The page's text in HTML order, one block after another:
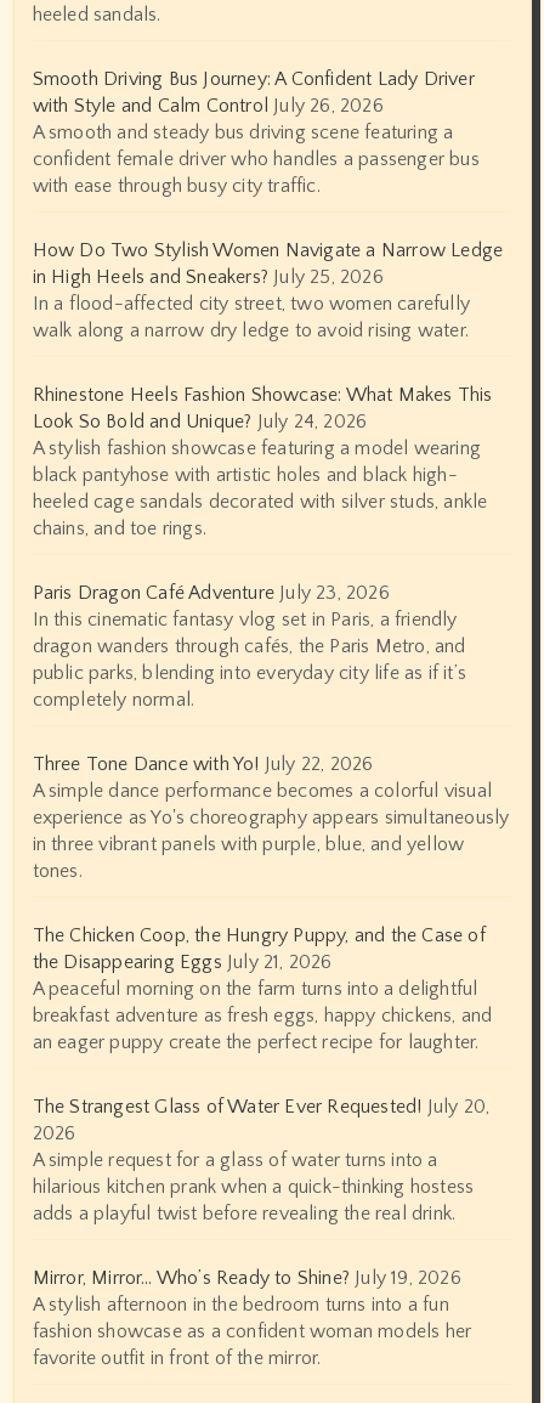
heeled sandals.
Smooth Driving Bus Journey: A Confident Lady Driver
with Style and Calm Control July 26, 2026
A smooth and steady bus driving scene featuring a
confident female driver who handles a passenger bus
with ease through busy city traffic.
How Do Two Stylish Women Navigate a Narrow Ledge
in High Heels and Sneakers? July 25, 2026
In a flood-affected city street, two women carefully
walk along a narrow dry ledge to avoid rising water.
Rhinestone Heels Fashion Showcase: What Makes This
Look So Bold and Unique? July 24, 2026
A stylish fashion showcase featuring a model wearing
black pantyhose with artistic holes and black high-
heeled cage sandals decorated with silver studs, ankle
chains, and toe rings.
Paris Dragon Café Adventure July 23, 2026
In this cinematic fantasy vlog set in Paris, a friendly
dragon wanders through cafés, the Paris Metro, and
public parks, blending into everyday city life as if it’s
completely normal.
Three Tone Dance with Yo! July 22, 2026
A simple dance performance becomes a colorful visual
experience as Yo's choreography appears simultaneously
in three vibrant panels with purple, blue, and yellow
tones.
The Chicken Coop, the Hungry Puppy, and the Case of
the Disappearing Eggs July 21, 2026
A peaceful morning on the farm turns into a delightful
breakfast adventure as fresh eggs, happy chickens, and
an eager puppy create the perfect recipe for laughter.
The Strangest Glass of Water Ever Requested! July 20,
2026
A simple request for a glass of water turns into a
hilarious kitchen prank when a quick-thinking hostess
adds a playful twist before revealing the real drink.
Mirror, Mirror… Who’s Ready to Shine? July 19, 2026
A stylish afternoon in the bedroom turns into a fun
fashion showcase as a confident woman models her
favorite outfit in front of the mirror.